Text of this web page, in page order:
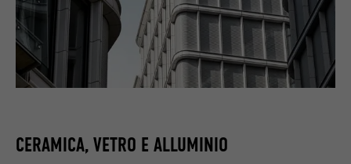
CERAMICA, VETRO E ALLUMINIO